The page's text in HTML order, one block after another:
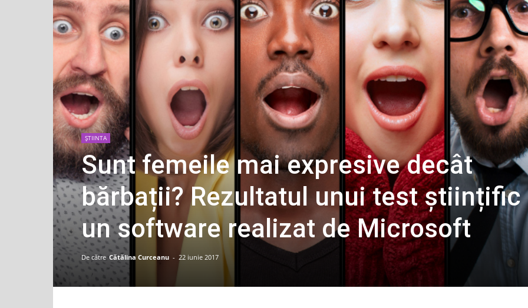
ȘTIINTA
Sunt femeile mai expresive decât
bărbații? Rezultatul unui test științific
un software realizat de Microsoft
De către Cătălina Curceanu - 22 iunie 2017